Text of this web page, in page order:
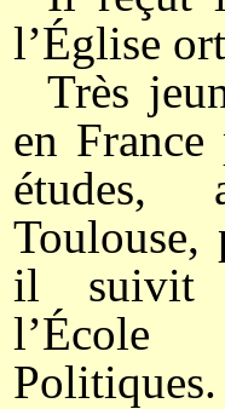
l’Église
Très
en
Toulouse,
il suivit
l’École
Politiques.